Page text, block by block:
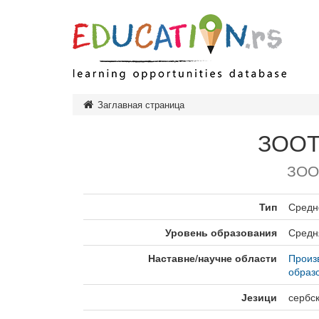
Заглавная страница
Тип
Уровень образования
Наставне/научне области
Језици